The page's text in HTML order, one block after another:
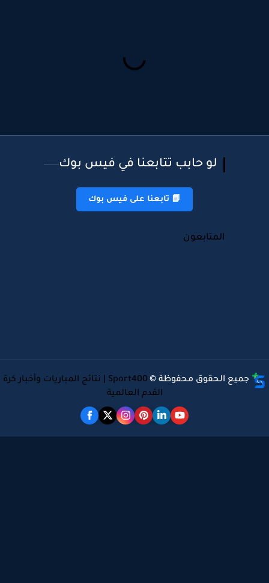
لو حابب تتابعنا في فيس بوك
📘 تابعنا على فيس بوك
المتابعون
جميع الحقوق محفوظة ©
Sport400 | نتائج المباريات وأخبار كرة
القدم العالمية